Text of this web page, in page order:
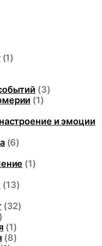
(1)
(3)
(1)
и эмоции
(6)
(1)
(13)
(32)
(1)
(8)